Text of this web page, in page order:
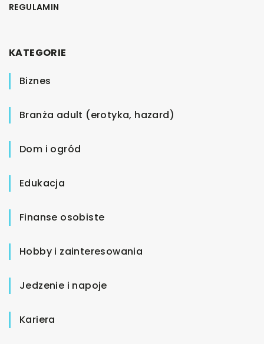
REGULAMIN
KATEGORIE
Biznes
Branża adult (erotyka, hazard)
Dom i ogród
Edukacja
Finanse osobiste
Hobby i zainteresowania
Jedzenie i napoje
Kariera